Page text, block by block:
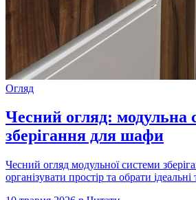
Огляд
Чесний огляд: модульна
зберігання для шафи
Чесний огляд модульної системи
організувати простір та обрати